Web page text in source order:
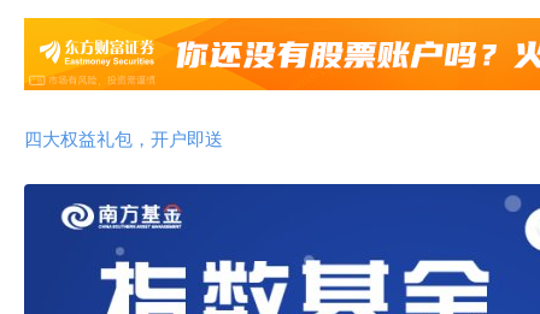
四大权益礼包，开户即送